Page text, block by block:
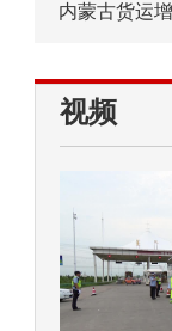
内蒙古货运
视频